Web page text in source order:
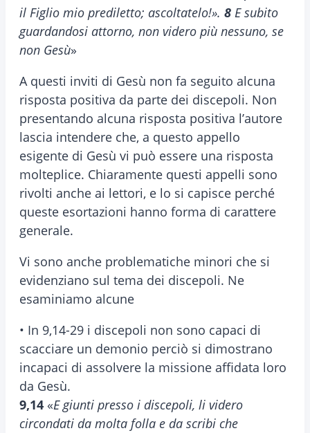
il Figlio mio prediletto; ascoltatelo!». 8 E subito
guardandosi attorno, non videro più nessuno, se
non Gesù»
A questi inviti di Gesù non fa seguito alcuna
risposta positiva da parte dei discepoli. Non
presentando alcuna risposta positiva l’autore
lascia intendere che, a questo appello
esigente di Gesù vi può essere una risposta
molteplice. Chiaramente questi appelli sono
rivolti anche ai lettori, e lo si capisce perché
queste esortazioni hanno forma di carattere
generale.
Vi sono anche problematiche minori che si
evidenziano sul tema dei discepoli. Ne
esaminiamo alcune
• In 9,14-29 i discepoli non sono capaci di
scacciare un demonio perciò si dimostrano
incapaci di assolvere la missione affidata loro
da Gesù.
9,14 «E giunti presso i discepoli, li videro
circondati da molta folla e da scribi che